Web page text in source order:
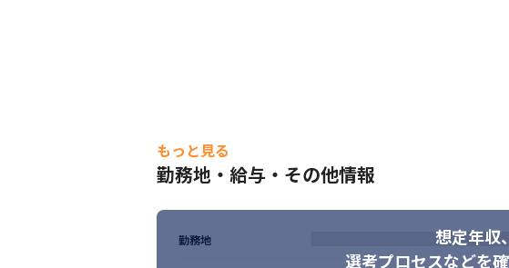
もっと見る
勤務地・給与・その他情報
想定年収
選考プロセスなどを
勤務地